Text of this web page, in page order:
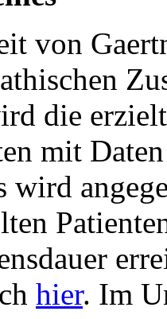
von
die
mit
wird
hier. Im